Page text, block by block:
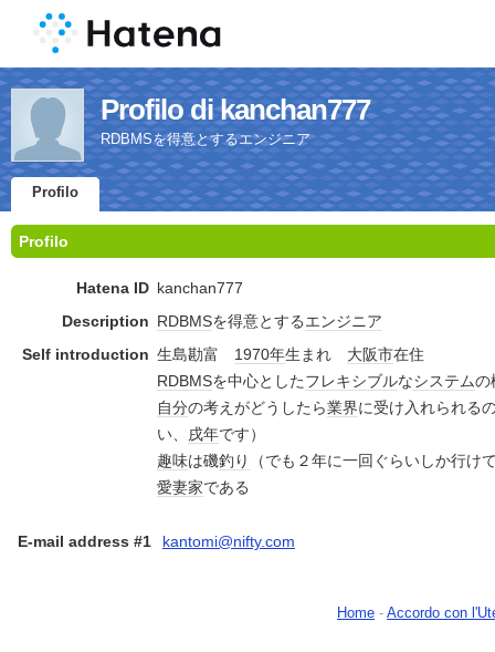
Profilo di kanchan777
RDBMSを得意とするエンジニア
Profilo
Profilo
Hatena ID kanchan777
Description RDBMSを得意とするエンジニア
Self introduction 生島勘富 1970年生まれ 大阪市在住
RDBMSを中心としたフレキシブルなシステムの
自分の考えがどうしたら業界に受け入れられる
い、 戌年です）
趣味は磯釣り
（でも２年に一回ぐらいしか行け
愛妻家である
E-mail address #1 kantomi@nifty.com
Home - Accordo con